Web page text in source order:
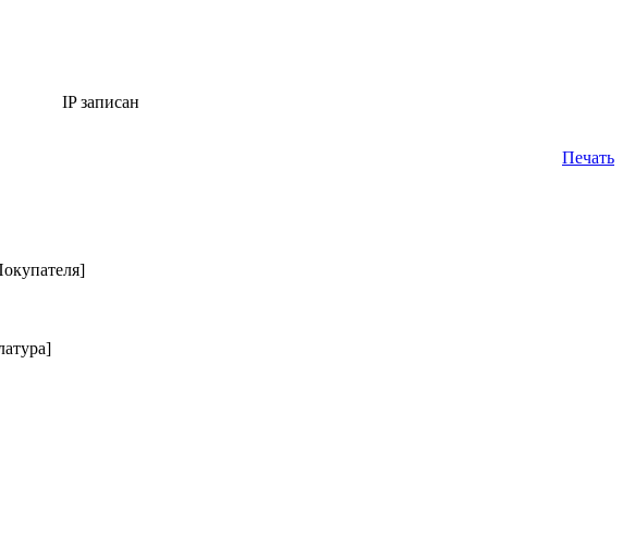
IP записан
Печать